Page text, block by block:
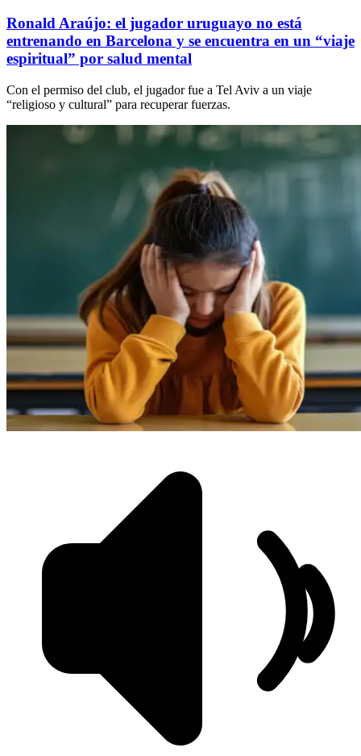
Ronald Araújo: el jugador uruguayo no está
entrenando en Barcelona y se encuentra en un “viaje
espiritual” por salud mental
Con el permiso del club, el jugador fue a Tel Aviv a un viaje
“religioso y cultural” para recuperar fuerzas.